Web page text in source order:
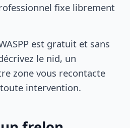
fixe librement
est gratuit et sans
le nid, un
zone vous recontacte
intervention.